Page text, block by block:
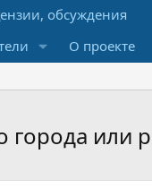
О проекте
города или